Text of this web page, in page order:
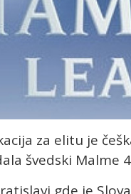
za elitu je
švedski Malme